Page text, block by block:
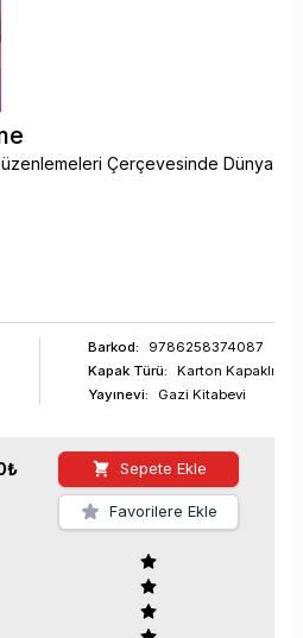
Çerçevesinde Dünya
Barkod:
9786258374087
Kapak Türü:
Karton Kapaklı
Yayınevi:
Gazi Kitabevi
₺ Sepete Ekle
Favorilere Ekle